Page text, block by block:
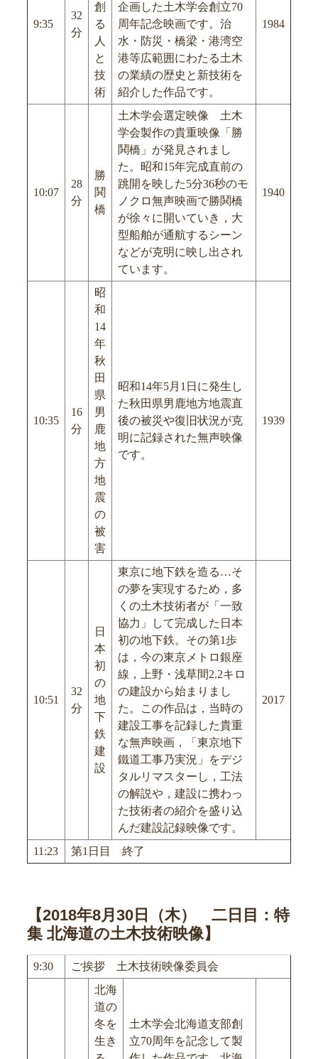
9:35
32
分
創
る
人
と
技
術
企画した土木学会創立70
周年記念映画です。治
水・防災・橋梁・港湾空
港等広範囲にわたる土木
の業績の歴史と新技術を
紹介した作品です。
1984
10:07
28
分
勝
鬨
橋
土木学会選定映像 土木
学会製作の貴重映像「勝
鬨橋」が発見されまし
た。昭和15年完成直前の
跳開を映した5分36秒のモ
ノクロ無声映画で勝鬨橋
が徐々に開いていき，大
型船舶が通航するシーン
などが克明に映し出され
ています。
1940
10:35
16
分
昭
和
14
年
秋
田
県
男
鹿
地
方
地
震
の
被
害
昭和14年5月1日に発生し
た秋田県男鹿地方地震直
後の被災や復旧状況が克
明に記録された無声映像
です。
1939
10:51
32
分
日
本
初
の
地
下
鉄
建
設
東京に地下鉄を造る…そ
の夢を実現するため，多
くの土木技術者が「一致
協力」して完成した日本
初の地下鉄。その第1歩
は，今の東京メトロ銀座
線，上野・浅草間2.2キロ
の建設から始まりまし
た。この作品は，当時の
建設工事を記録した貴重
な無声映画，「東京地下
鐵道工事乃実況」をデジ
タルリマスターし，工法
の解説や，建設に携わっ
た技術者の紹介を盛り込
んだ建設記録映像です。
2017
11:23 第1日目 終了
【2018年8月30日（木） 二日目：特
集 北海道の土木技術映像】
9:30
ご挨拶 土木技術映像委員会
北海
道の
冬を
生き
土木学会北海道支部創
立70周年を記念して製